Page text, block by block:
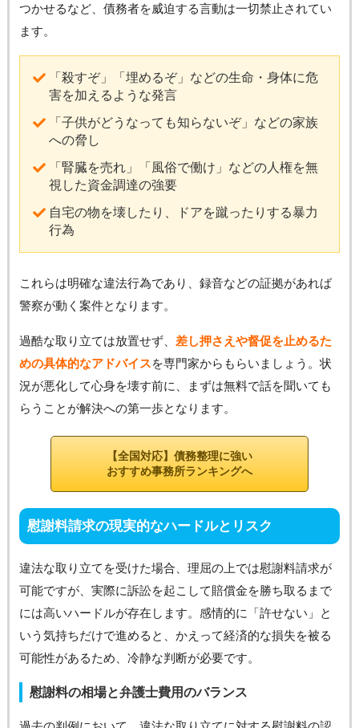
つかせるなど、債務者を威迫する言動は一切禁止されてい
ます。
「殺すぞ」「埋めるぞ」などの生命・身体に危
害を加えるような発言
「子供がどうなっても知らないぞ」などの家族
への脅し
「腎臓を売れ」「風俗で働け」などの人権を無
視した資金調達の強要
自宅の物を壊したり、ドアを蹴ったりする暴力
行為
これらは明確な違法行為であり、録音などの証拠があれば
警察が動く案件となります。
過酷な取り立ては放置せず、 差し押さえや督促を止めるた
めの具体的なアドバイスを専門家からもらいましょう。状
況が悪化して心身を壊す前に、まずは無料で話を聞いても
らうことが解決への第一歩となります。
【全国対応】債務整理に強い
おすすめ事務所ランキングへ
慰謝料請求の現実的なハードルとリスク
違法な取り立てを受けた場合、理屈の上では慰謝料請求が
可能ですが、実際に訴訟を起こして賠償金を勝ち取るまで
には高いハードルが存在します。感情的に「許せない」と
いう気持ちだけで進めると、かえって経済的な損失を被る
可能性があるため、冷静な判断が必要です。
慰謝料の相場と弁護士費用のバランス